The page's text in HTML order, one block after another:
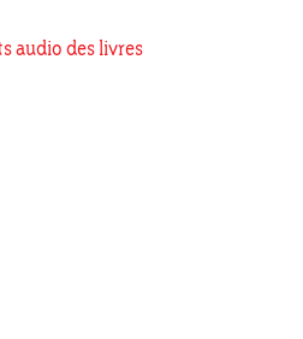
audio des livres